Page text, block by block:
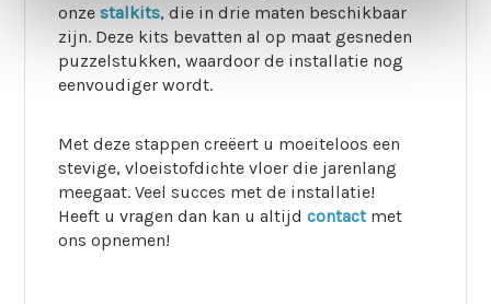
onzestalkits, die in drie maten beschikbaar
zijn. Deze kits bevatten al op maat gesneden
puzzelstukken, waardoor de installatie nog
eenvoudiger wordt.
Met deze stappen creëert u moeiteloos een
stevige, vloeistofdichte vloer die jarenlang
meegaat. Veel succes met de installatie!
Heeft u vragen dan kan u altijdcontactmet
ons opnemen!